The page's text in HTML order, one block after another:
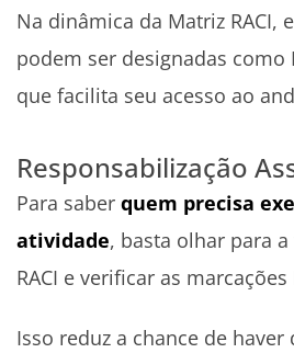
Na dinâmica da Matriz RACI,
podem ser designadas como
que facilita seu acesso ao
Responsabilização
Para saber quem precisa
atividade, basta olhar para
RACI e verificar as marcações
Isso reduz a chance de